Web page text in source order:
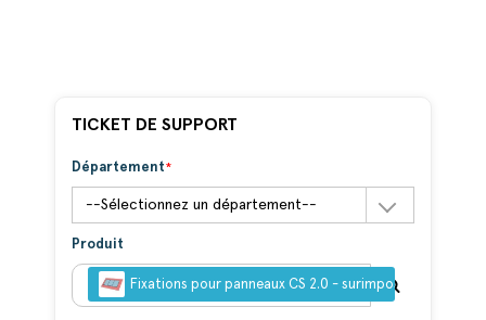
TICKET DE SUPPORT
Département
Produit
Fixations pour panneaux CS 2.0 - surimposé ou au sol